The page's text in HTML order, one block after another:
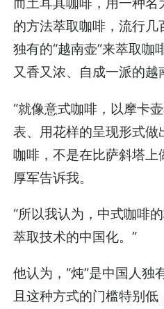
的方法萃取咖啡，流行几
独有的“越南壶”来萃取咖
又香又浓、自成一派的越
“就像意式咖啡，以摩卡
表、用花样的呈现形式
咖啡，不是在比萨斜塔上
厚军告诉我。
“所以我认为，中式咖啡
萃取技术的中国化。”
他认为，“炖”是中国人独
且这种方式的门槛特别